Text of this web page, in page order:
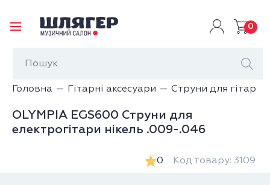
0
Головна Гітарні аксесуари Струни для гітар
OLYMPIA EGS600 Струни для
електрогітари нікель .009-.046
0 Код товару: 3109